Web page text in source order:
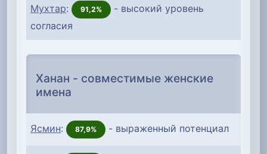
Мухтар: 91,2%
- высокий уровень
согласия
Ханан - совместимые женские
имена
Ясмин: 87,9% - выраженный потенциал